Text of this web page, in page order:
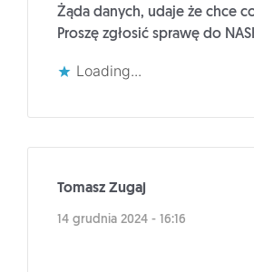
Żąda danych, udaje że chce
Proszę zgłosić sprawę do
Loading...
Tomasz Zugaj
14 grudnia 2024 - 16:16